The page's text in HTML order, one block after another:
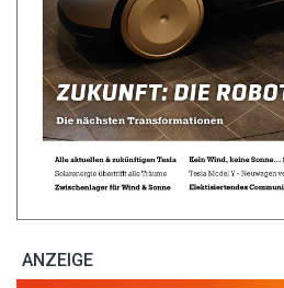
ANZEIGE